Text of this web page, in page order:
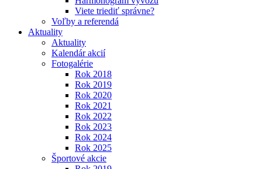
Viete triediť správne?
Voľby a referendá
Aktuality
Aktuality
Kalendár akcií
Fotogalérie
Rok 2018
Rok 2019
Rok 2020
Rok 2021
Rok 2022
Rok 2023
Rok 2024
Rok 2025
Športové akcie